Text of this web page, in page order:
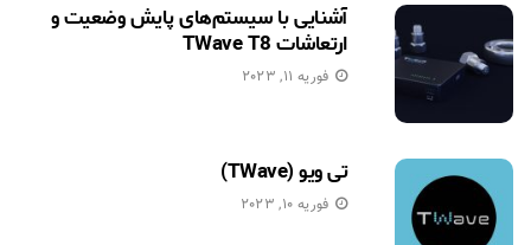
آشنایی با سیستم‌های پایش وضعیت و
ارتعاشات TWave T8
فوریه 11, 2023
تی ویو (TWave)
فوریه 10, 2023